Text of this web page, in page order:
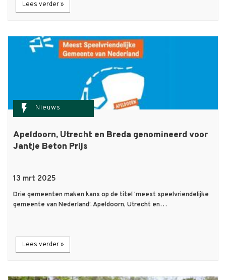
Lees verder »
flash_on Nieuws
Apeldoorn, Utrecht en Breda genomineerd voor
Jantje Beton Prijs
13 mrt 2025
Drie gemeenten maken kans op de titel ‘meest speelvriendelijke
gemeente van Nederland’. Apeldoorn, Utrecht en…
Lees verder »